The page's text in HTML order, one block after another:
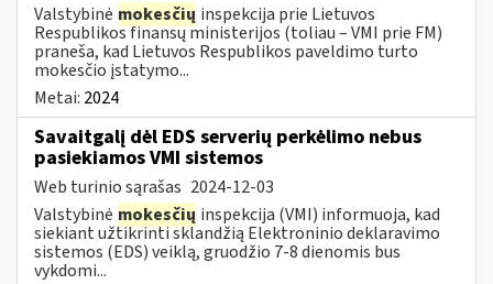
Valstybinė mokesčių inspekcija prie Lietuvos
Respublikos finansų ministerijos (toliau – VMI prie FM)
praneša, kad Lietuvos Respublikos paveldimo turto
mokesčio įstatymo...
Metai: 2024
Savaitgalį dėl EDS serverių perkėlimo nebus
pasiekiamos VMI sistemos
Web turinio sąrašas 2024-12-03
Valstybinė mokesčių inspekcija (VMI) informuoja, kad
siekiant užtikrinti sklandžią Elektroninio deklaravimo
sistemos (EDS) veiklą, gruodžio 7-8 dienomis bus
vykdomi...